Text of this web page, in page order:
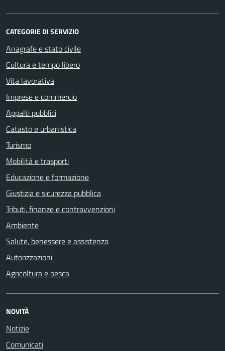
CATEGORIE DI SERVIZIO
Anagrafe e stato civile
Cultura e tempo libero
Vita lavorativa
Imprese e commercio
Appalti pubblici
Catasto e urbanistica
Turismo
Mobilità e trasporti
Educazione e formazione
Giustizia e sicurezza pubblica
Tributi, finanze e contravvenzioni
Ambiente
Salute, benessere e assistenza
Autorizzazioni
Agricoltura e pesca
NOVITÀ
Notizie
Comunicati